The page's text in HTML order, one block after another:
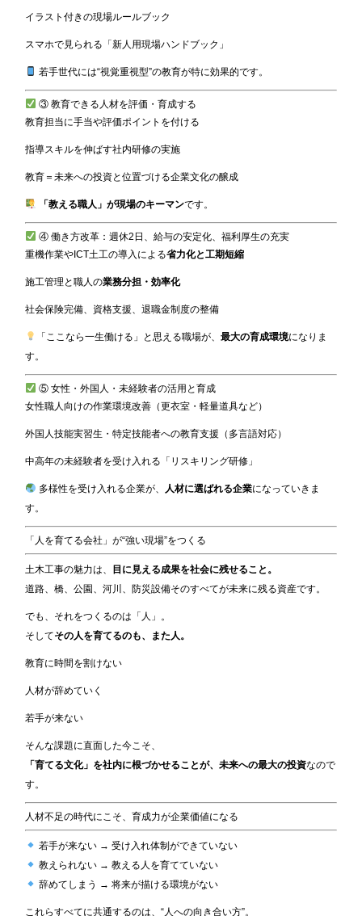
イラスト付きの現場ルールブック
スマホで見られる「新人用現場ハンドブック」
若手世代には“視覚重視型”の教育が特に効果的です。
③ 教育できる人材を評価・育成する
教育担当に手当や評価ポイントを付ける
指導スキルを伸ばす社内研修の実施
教育＝未来への投資と位置づける企業文化の醸成
「教える職人」が現場のキーマンです。
④ 働き方改革：週休2日、給与の安定化、福利厚生の充実
重機作業やICT土工の導入による省力化と工期短縮
施工管理と職人の業務分担・効率化
社会保険完備、資格支援、退職金制度の整備
「ここなら一生働ける」と思える職場が、最大の育成環境になりま
す。
⑤ 女性・外国人・未経験者の活用と育成
女性職人向けの作業環境改善（更衣室・軽量道具など）
外国人技能実習生・特定技能者への教育支援（多言語対応）
中高年の未経験者を受け入れる「リスキリング研修」
多様性を受け入れる企業が、 人材に選ばれる企業になっていきま
す。
「人を育てる会社」が“強い現場”をつくる
土木工事の魅力は、 目に見える成果を社会に残せること。
道路、橋、公園、河川、防災設備そのすべてが未来に残る資産です。
でも、それをつくるのは「人」。
そしてその人を育てるのも、また人。
教育に時間を割けない
人材が辞めていく
若手が来ない
そんな課題に直面した今こそ、
「育てる文化」を社内に根づかせることが、未来への最大の投資なので
す。
人材不足の時代にこそ、育成力が企業価値になる
若手が来ない → 受け入れ体制ができていない
教えられない → 教える人を育てていない
辞めてしまう → 将来が描ける環境がない
これらすべてに共通するのは、“人への向き合い方”。